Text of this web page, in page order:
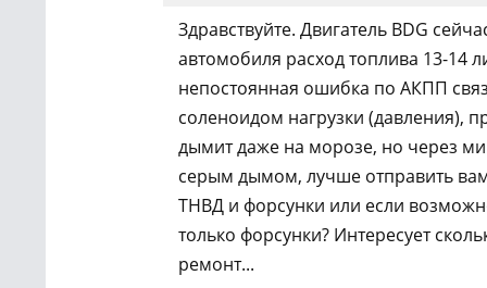
Здравствуйте. Двигатель BDG
автомобиля расход топлива 13-14
непостоянная ошибка по АКПП
соленоидом нагрузки (давления),
дымит даже на морозе, но через
серым дымом, лучше отправить
ТНВД и форсунки или если
только форсунки? Интересует
ремонт...